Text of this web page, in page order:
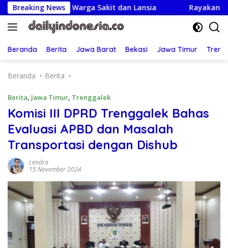
Langsung
ke
konten
Breaking News
Warga Sakit dan Lansia Rayakan HUT ke-
Beranda Berita Jawa Barat Bekasi Jawa Timur
Beranda Berita
Berita, Jawa Timur, Trenggalek
Komisi III DPRD Trenggalek Bahas
Evaluasi APBD dan Masalah
Transportasi dengan Dishub
Lendra
15 November 2024